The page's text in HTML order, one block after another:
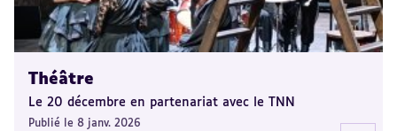
Théâtre
Le 20 décembre en partenariat avec le TNN
Publié le 8 janv. 2026